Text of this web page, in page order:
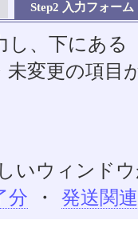
Step2 入力フォーム
し、下にあ
未変更の項目
いウィンド
分
・ 発送関